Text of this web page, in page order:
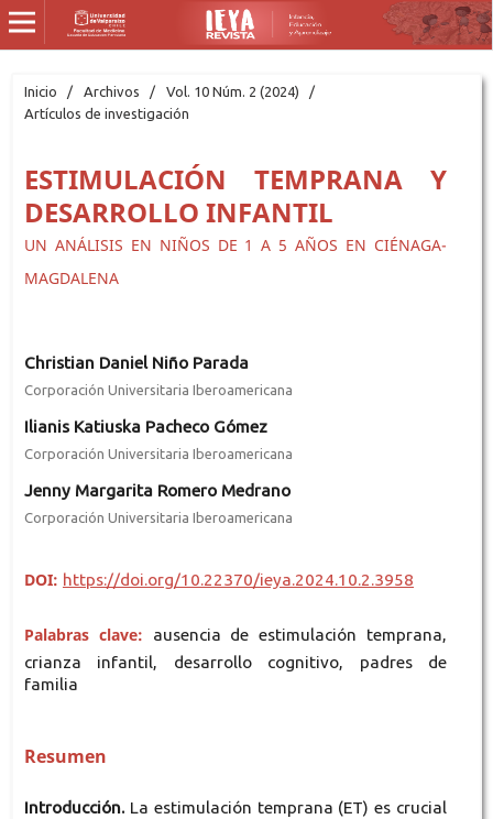
Inicio / Archivos / Vol. 10 Núm. 2 (2024)
/
Artículos de investigación
ESTIMULACIÓN TEMPRANA Y
DESARROLLO INFANTIL
UN ANÁLISIS EN NIÑOS DE 1 A 5 AÑOS EN CIÉNAGA-
MAGDALENA
Christian Daniel Niño Parada
Corporación Universitaria Iberoamericana
Ilianis Katiuska Pacheco Gómez
Corporación Universitaria Iberoamericana
Jenny Margarita Romero Medrano
Corporación Universitaria Iberoamericana
DOI: https://doi.org/10.22370/ieya.2024.10.2.3958
Palabras clave:
ausencia de estimulación temprana,
crianza infantil, desarrollo cognitivo, padres de
familia
Resumen
Introducción. La estimulación temprana (ET) es crucial